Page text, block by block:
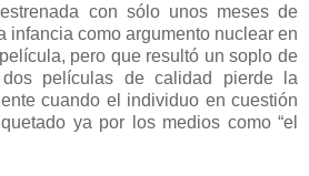
con sólo unos meses de
infancia como argumento nuclear en
pero que resultó un soplo de
películas de calidad pierde la
cuando el individuo en cuestión
ya por los medios como “el